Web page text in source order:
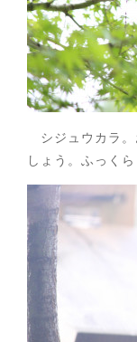
シジュウカラ。
しょう。ふっくら